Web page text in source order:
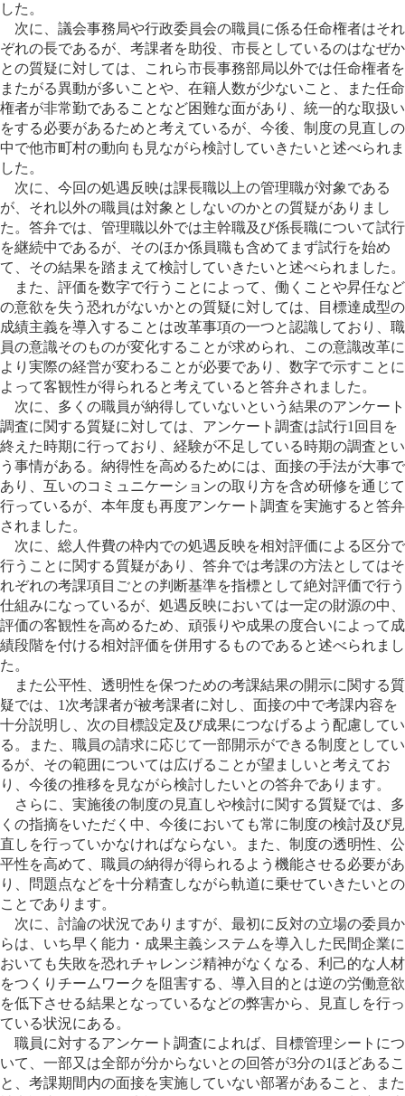
した。
次に、議会事務局や行政委員会の職員に係る任命権者はそれ
ぞれの長であるが、考課者を助役、市長としているのはなぜか
との質疑に対しては、これら市長事務部局以外では任命権者を
またがる異動が多いことや、在籍人数が少ないこと、また任命
権者が非常勤であることなど困難な面があり、統一的な取扱い
をする必要があるためと考えているが、今後、制度の見直しの
中で他市町村の動向も見ながら検討していきたいと述べられま
した。
次に、今回の処遇反映は課長職以上の管理職が対象である
が、それ以外の職員は対象としないのかとの質疑がありまし
た。答弁では、管理職以外では主幹職及び係長職について試行
を継続中であるが、そのほか係員職も含めてまず試行を始め
て、その結果を踏まえて検討していきたいと述べられました。
また、評価を数字で行うことによって、働くことや昇任など
の意欲を失う恐れがないかとの質疑に対しては、目標達成型の
成績主義を導入することは改革事項の一つと認識しており、職
員の意識そのものが変化することが求められ、この意識改革に
より実際の経営が変わることが必要であり、数字で示すことに
よって客観性が得られると考えていると答弁されました。
次に、多くの職員が納得していないという結果のアンケート
調査に関する質疑に対しては、アンケート調査は試行1回目を
終えた時期に行っており、経験が不足している時期の調査とい
う事情がある。納得性を高めるためには、面接の手法が大事で
あり、互いのコミュニケーションの取り方を含め研修を通じて
行っているが、本年度も再度アンケート調査を実施すると答弁
されました。
次に、総人件費の枠内での処遇反映を相対評価による区分で
行うことに関する質疑があり、答弁では考課の方法としてはそ
れぞれの考課項目ごとの判断基準を指標として絶対評価で行う
仕組みになっているが、処遇反映においては一定の財源の中、
評価の客観性を高めるため、頑張りや成果の度合いによって成
績段階を付ける相対評価を併用するものであると述べられまし
た。
また公平性、透明性を保つための考課結果の開示に関する質
疑では、1次考課者が被考課者に対し、面接の中で考課内容を
十分説明し、次の目標設定及び成果につなげるよう配慮してい
る。また、職員の請求に応じて一部開示ができる制度としてい
るが、その範囲については広げることが望ましいと考えてお
り、今後の推移を見ながら検討したいとの答弁であります。
さらに、実施後の制度の見直しや検討に関する質疑では、多
くの指摘をいただく中、今後においても常に制度の検討及び見
直しを行っていかなければならない。また、制度の透明性、公
平性を高めて、職員の納得が得られるよう機能させる必要があ
り、問題点などを十分精査しながら軌道に乗せていきたいとの
ことであります。
次に、討論の状況でありますが、最初に反対の立場の委員か
らは、いち早く能力・成果主義システムを導入した民間企業に
おいても失敗を恐れチャレンジ精神がなくなる、利己的な人材
をつくりチームワークを阻害する、導入目的とは逆の労働意欲
を低下させる結果となっているなどの弊害から、見直しを行っ
ている状況にある。
職員に対するアンケート調査によれば、目標管理シートにつ
いて、一部又は全部が分からないとの回答が3分の1ほどあるこ
と、考課期間内の面接を実施していない部署があること、また